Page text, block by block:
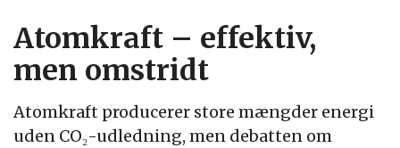
Atomkraft – effektiv,
men omstridt
Atomkraft producerer store mængder energi
uden CO₂-udledning, men debatten om